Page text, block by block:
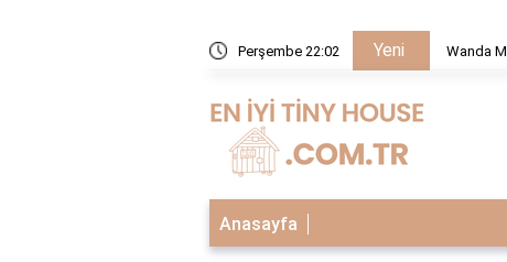
Perşembe 22:02 Yeni Wanda
Anasayfa